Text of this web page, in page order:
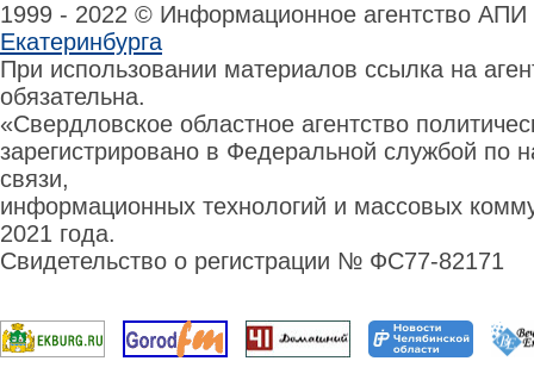
1999 - 2022 © Информационное агентство
Екатеринбурга
При использовании материалов ссылка на
обязательна.
«Свердловское областное агентство
зарегистрировано в Федеральной службой по
связи,
информационных технологий и массовых
2021 года.
Свидетельство о регистрации № ФС77-82171